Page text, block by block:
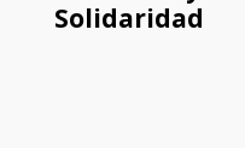
Solidaridad